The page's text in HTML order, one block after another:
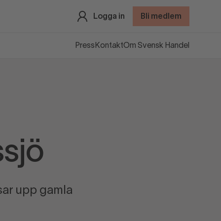
Logga in Bli medlem
Press KontaktOm Svensk Handel
upp gamla